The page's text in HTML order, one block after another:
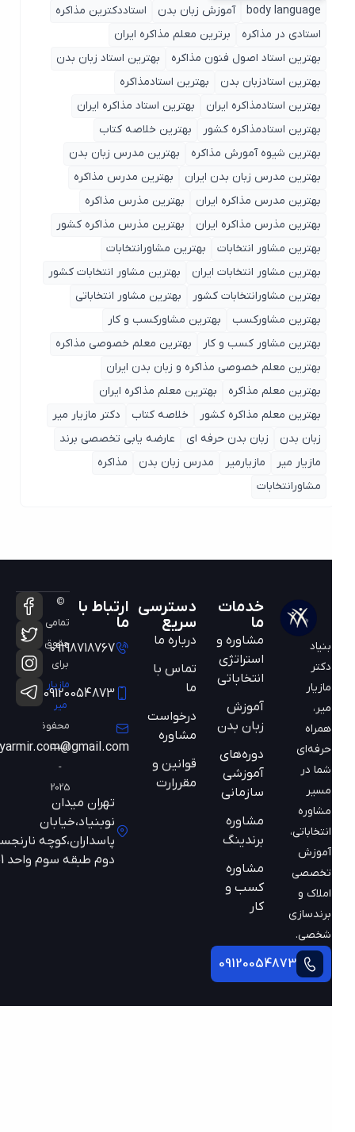
body language آموزش زبان بدن
استاددکترین مذاکره
استادی در مذاکره
برترین معلم مذاکره ایران
بهترین استاد اصول ‌فنون مذاکره
بهترین استاد زبان بدن
بهترین استادزبان بدن
بهترین استادمذاکره
بهترین استادمذاکره ایران
بهترین استاد مذاکره ایران
بهترین استادمذاکره کشور
بهترین خلاصه کتاب
بهترین شیوه آمورش مذاکره
بهترین مدرس زبان بدن
بهترین مدرس زبان بدن ایران
بهترین مدرس مذاکره
بهترین مدرس مذاکره ایران
بهترین مذرس مذاکره
بهترین مذرس مذاکره ایران
بهترین مذرس مذاکره کشور
بهترین مشاور انتخابات
بهترین مشاورانتخابات
بهترین مشاور انتخابات ایران
بهترین مشاور انتخابات کشور
بهترین مشاورانتخابات کشور
بهترین مشاور انتخاباتی
بهترین مشاورکسب
بهترین مشاورکسب و کار
بهترین مشاور کسب و کار
بهترین معلم خصوصی مذاکره
بهترین معلم خصوصی مذاکره و زبان بدن ایران
بهترین معلم مذاکره
بهترین معلم مذاکره ایران
بهترین معلم مذاکره کشور
خلاصه کتاب
دکتر مازیار میر
زبان بدن
زبان بدن حرفه ای
عارضه یابی تخصصی برند
مازیار میر
مازیارمیر مدرس زبان بدن
مذاکره
مشاورانتخابات
مازیار
همراه
حرفه‌ای
شما در
مسیر
مشاوره
انتخاباتی،
آموزش
تخصصی
املاک و
برندسازی
شخصی.
09120054873
خدمات
مشاوره و
استراتژی
انتخاباتی
آموزش
زبان بدن
دوره‌های
آموزشی
سازمانی
مشاوره
برندینگ
مشاوره
کسب و
دسترسی
سریع
درباره ما
تماس با
ما
درخواست
مشاوره
قوانین و
مقررارت
ارتباط با
09198718767
09120054873
mazyarmir.com@gmail.com
تهران میدان
نوبنیاد،خیابان
پاسداران،کوچه نارنجستان
دوم طبقه سوم واحد 301
©
تمامی
حقوق
مازیار
محفوظ
است